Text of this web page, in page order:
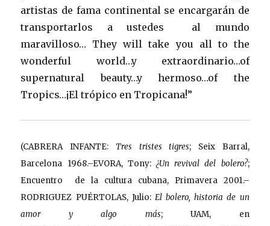
artistas de fama continental se encargarán de
transportarlos a ustedes al mundo
maravilloso… They will take you all to the
wonderful world…y extraordinario…of
supernatural beauty…y hermoso…of the
Tropics…¡El trópico en Tropicana!”
(CABRERA INFANTE: Tres tristes tigres; Seix Barral,
Barcelona 1968.–EVORA, Tony: ¿Un revival del bolero?;
Encuentro de la cultura cubana, Primavera 2001.–
RODRIGUEZ PUÉRTOLAS, Julio:El bolero, historia de un
amor y algo más; UAM, en